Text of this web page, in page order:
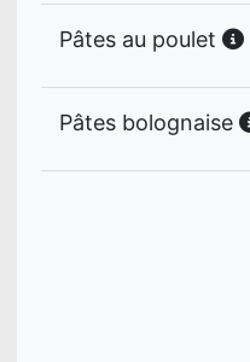
Pâtes au poulet
Pâtes bolognaise